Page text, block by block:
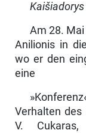
Kaišiadorys
Am 28.
Anilionis in
wo er den
eine
Verhalten des
V.